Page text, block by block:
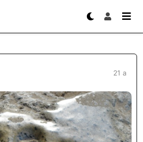
21 a